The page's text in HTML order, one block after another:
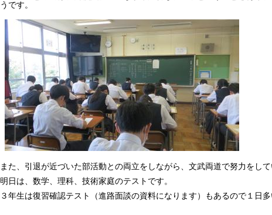
うです。
また、引退が近づいた部活動との両立をしながら、文武両道で努力をして
明日は、数学、理科、技術家庭のテストです。
３年生は復習確認テスト（進路面談の資料になります）もあるので１日